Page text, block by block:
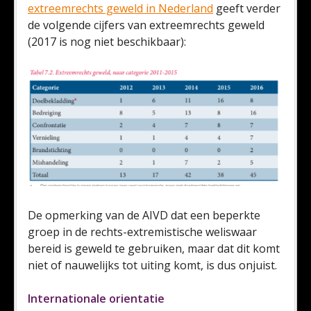
extreemrechts geweld in Nederland geeft verder
de volgende cijfers van extreemrechts geweld
(2017 is nog niet beschikbaar):
De opmerking van de AIVD dat een beperkte
groep in de rechts-extremistische weliswaar
bereid is geweld te gebruiken, maar dat dit komt
niet of nauwelijks tot uiting komt, is dus onjuist.
Internationale orientatie